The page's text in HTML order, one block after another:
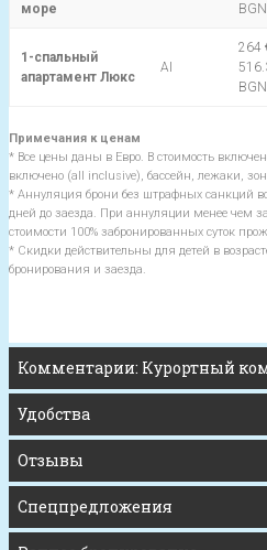
море
BGN
1-спальный
апартамент Люкс
AI
264
BGN
Примечания к ценам
* Все цены даны в Евро. В стоимость
включено (all inclusive), бассейн, лежаки,
* Аннуляция брони без штрафных санкций
дней до заезда. При аннуляции менее чем
стоимости 100% забронированных суток
* Скидки действительны для детей в
бронирования и заезда.
Комментарии: Курортный
Удобства
Отзывы
Спецпредложения